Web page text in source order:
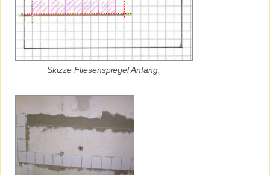
Skizze Fliesenspiegel Anfang.